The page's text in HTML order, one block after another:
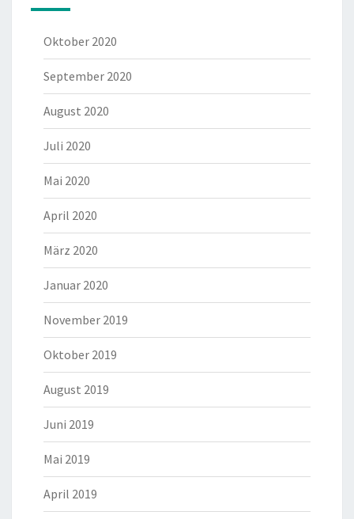
Oktober 2020
September 2020
August 2020
Juli 2020
Mai 2020
April 2020
März 2020
Januar 2020
November 2019
Oktober 2019
August 2019
Juni 2019
Mai 2019
April 2019